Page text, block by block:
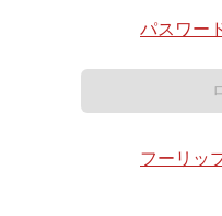
パスワー
フーリッ